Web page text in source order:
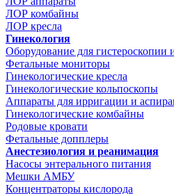
ЛОР комбайны
ЛОР кресла
Гинекология
Оборудование для гистероскопии
Фетальные мониторы
Гинекологические кресла
Гинекологические кольпоскопы
Аппараты для ирригации и
Гинекологические комбайны
Родовые кровати
Фетальные допплеры
Анестезиология и реанимация
Насосы энтерального питания
Мешки АМБУ
Концентраторы кислорода